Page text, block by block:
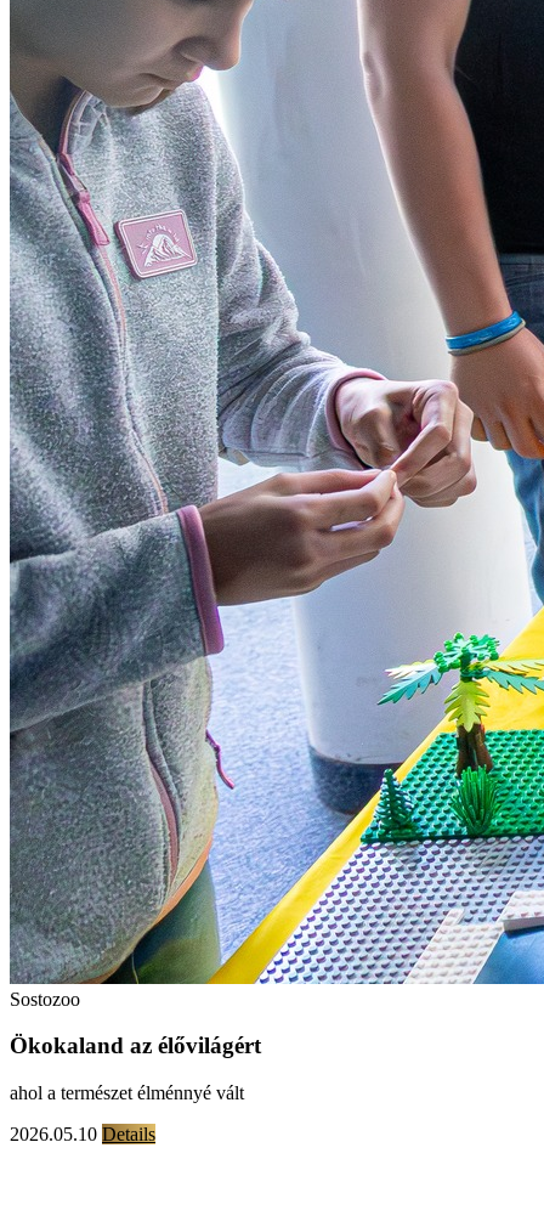
Sostozoo
Ökokaland az élővilágért
ahol a természet élménnyé vált
2026.05.10 Details